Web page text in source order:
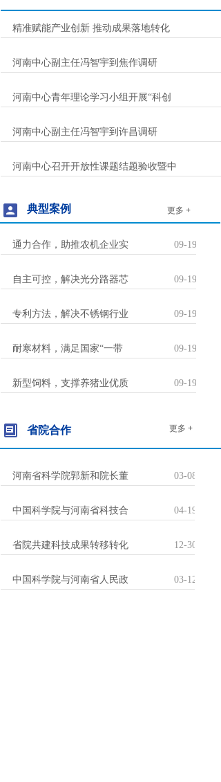
精准赋能产业创新 推动成果落地转化
河南中心副主任冯智宇到焦作调研
河南中心青年理论学习小组开展“科创
河南中心副主任冯智宇到许昌调研
河南中心召开开放性课题结题验收暨中
典型案例 更多 +
通力合作，助推农机企业实 09-19-2024
自主可控，解决光分路器芯 09-19-2024
专利方法，解决不锈钢行业 09-19-2024
耐寒材料，满足国家“一带 09-19-2024
新型饲料，支撑养猪业优质 09-19-2024
更多 +
省院合作
河南省科学院郭新和院长董 03-08-2012
中国科学院与河南省科技合 04-19-2010
省院共建科技成果转移转化 12-30-2009
中国科学院与河南省人民政 03-12-2009